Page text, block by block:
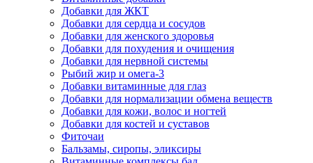
Добавки для ЖКТ
Добавки для сердца и сосудов
Добавки для женского здоровья
Добавки для похудения и очищения
Добавки для нервной системы
Рыбий жир и омега-3
Добавки витаминные для глаз
Добавки для нормализации обмена веществ
Добавки для кожи, волос и ногтей
Добавки для костей и суставов
Фиточаи
Бальзамы, сиропы, эликсиры